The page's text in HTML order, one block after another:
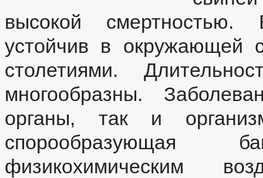
высокой смертностью.
устойчив в окружающей
столетиями.
многообразны.
органы, так и
спорообразующая
физикохимическим